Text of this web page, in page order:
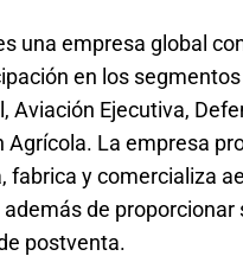
una empresa global
en los
Aviación Ejecutiva,
Agrícola. La empresa
fabrica y comercializa
de proporcionar
postventa.